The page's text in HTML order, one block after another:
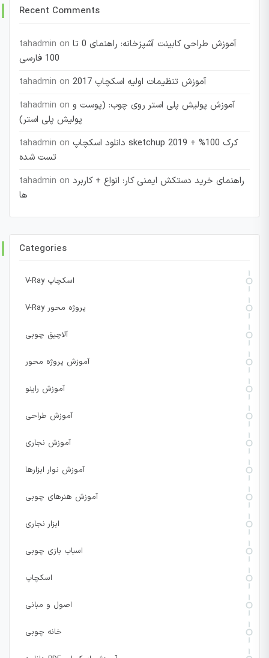
Recent Comments
tahadmin on آموزش طراحی کابینت آشپزخانه: راهنمای 0 تا
100 فارسی
tahadmin on
آموزش تنظیمات اولیه اسکچاپ 2017
tahadmin on آموزش پولیش پلی استر روی چوب: (پوست و
پولیش پلی استر)
tahadmin on دانلود اسکچاپ sketchup 2019 + کرک 100%
تست شده
tahadmin on راهنمای خرید دستکش ایمنی کار: انواع + کاربرد
ها
Categories
V-Ray اسکچاپ
V-Ray پروژه محور
آلاچیق چوبی
آموزش پروژه محور
آموزش راینو
آموزش طراحی
آموزش نجاری
آموزش نوار ابزارها
آموزش هنرهای چوبی
ابزار نجاری
اسباب بازی چوبی
اسکچاپ
اصول و مبانی
خانه چوبی